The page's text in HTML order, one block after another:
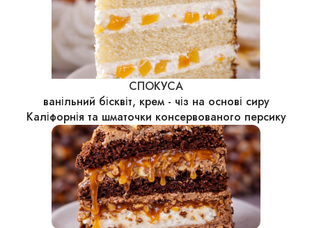
СПОКУСА
ванільний бісквіт, крем - чіз на основі сиру
Каліфорнія та шматочки консервованого персику